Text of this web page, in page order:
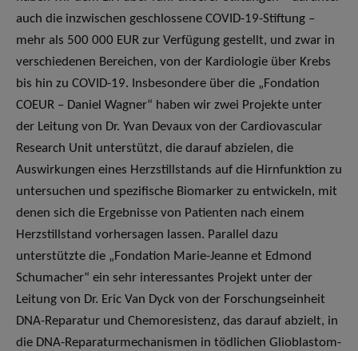
auch die inzwischen geschlossene COVID-19-Stiftung –
mehr als 500 000 EUR zur Verfügung gestellt, und zwar in
verschiedenen Bereichen, von der Kardiologie über Krebs
bis hin zu COVID-19. Insbesondere über die „Fondation
COEUR – Daniel Wagner“ haben wir zwei Projekte unter
der Leitung von Dr. Yvan Devaux von der Cardiovascular
Research Unit unterstützt, die darauf abzielen, die
Auswirkungen eines Herzstillstands auf die Hirnfunktion zu
untersuchen und spezifische Biomarker zu entwickeln, mit
denen sich die Ergebnisse von Patienten nach einem
Herzstillstand vorhersagen lassen. Parallel dazu
unterstützte die „Fondation Marie-Jeanne et Edmond
Schumacher“ ein sehr interessantes Projekt unter der
Leitung von Dr. Eric Van Dyck von der Forschungseinheit
DNA-Reparatur und Chemoresistenz, das darauf abzielt, in
die DNA-Reparaturmechanismen in tödlichen Glioblastom-